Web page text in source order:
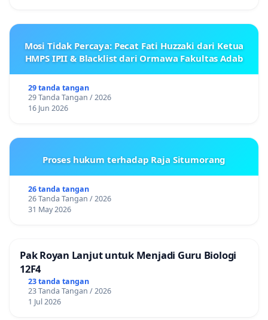
Mosi Tidak Percaya: Pecat Fati Huzzaki dari Ketua
HMPS IPII & Blacklist dari Ormawa Fakultas Adab
29 tanda tangan
29 Tanda Tangan / 2026
16 Jun 2026
Proses hukum terhadap Raja Situmorang
26 tanda tangan
26 Tanda Tangan / 2026
31 May 2026
Pak Royan Lanjut untuk Menjadi Guru Biologi
12F4
23 tanda tangan
23 Tanda Tangan / 2026
1 Jul 2026